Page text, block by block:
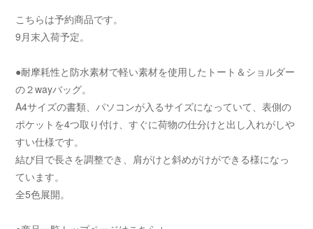
こちらは予約商品です。
9月末入荷予定。
●耐摩耗性と防水素材で軽い素材を使用したトート＆ショルダー
の２wayバッグ。
A4サイズの書類、パソコンが入るサイズになっていて、表側の
ポケットを4つ取り付け、すぐに荷物の仕分けと出し入れがしや
すい仕様です。
結び目で長さを調整でき、肩がけと斜めがけができる様になっ
ています。
全5色展開。